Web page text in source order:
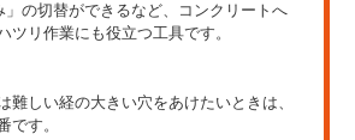
の切替ができるなど、コンクリートへ
ツリ作業にも役立つ工具です。
難しい経の大きい穴をあけたいときは、
です。